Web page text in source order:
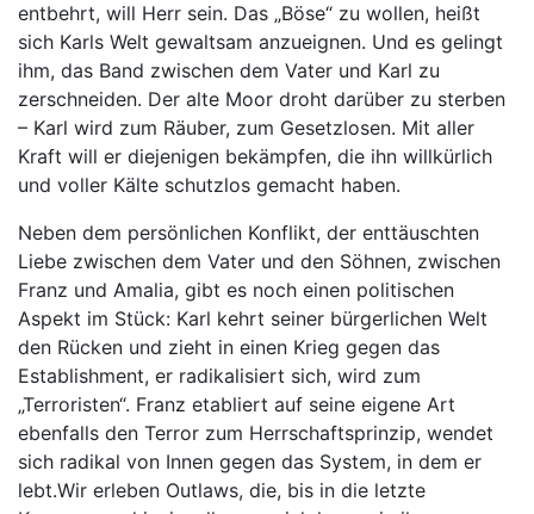
entbehrt, will Herr sein. Das „Böse“ zu wollen, heißt
sich Karls Welt gewaltsam anzueignen. Und es gelingt
ihm, das Band zwischen dem Vater und Karl zu
zerschneiden. Der alte Moor droht darüber zu sterben
– Karl wird zum Räuber, zum Gesetzlosen. Mit aller
Kraft will er diejenigen bekämpfen, die ihn willkürlich
und voller Kälte schutzlos gemacht haben.
Neben dem persönlichen Konflikt, der enttäuschten
Liebe zwischen dem Vater und den Söhnen, zwischen
Franz und Amalia, gibt es noch einen politischen
Aspekt im Stück: Karl kehrt seiner bürgerlichen Welt
den Rücken und zieht in einen Krieg gegen das
Establishment, er radikalisiert sich, wird zum
„Terroristen“. Franz etabliert auf seine eigene Art
ebenfalls den Terror zum Herrschaftsprinzip, wendet
sich radikal von Innen gegen das System, in dem er
lebt.Wir erleben Outlaws, die, bis in die letzte